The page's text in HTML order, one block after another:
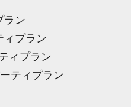
ラン
ィプラン
ィプラン
ティプラン